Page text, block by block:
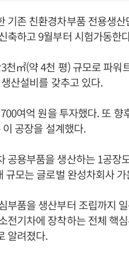
기존 친환경차부품 전용생
축하고 9월부터 시험가동한
㎡(약 4천 평) 규모로 파워
산설비를 갖추고 있다.
여억 원을 투자했다. 또 향
공장을 설계했다.
공용부품을 생산하는 1공장
규모는 글로벌 완성차회사
부품을 생산부터 조립까지
전기차에 장착하는 전체 핵
알려졌다.